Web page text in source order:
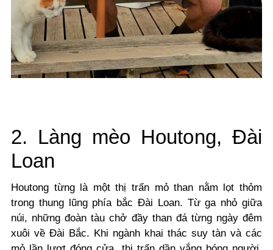
2. Làng mèo Houtong, Đài
Loan
Houtong từng là một thị trấn mỏ than nằm lọt thỏm
trong thung lũng phía bắc Đài Loan. Từ ga nhỏ giữa
núi, những đoàn tàu chở đầy than đá từng ngày đêm
xuôi về Đài Bắc. Khi ngành khai thác suy tàn và các